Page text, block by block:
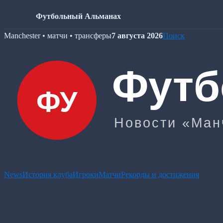
Футбольный Альманах
Skip
Manchester • матчи • трансферы7 августа 2026Поиск
NewsИстория клубаИгрокиМатчиРекорды и достижения